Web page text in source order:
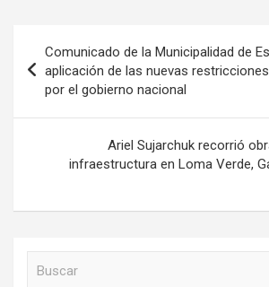
de
entradas
Comunicado de la Municipalidad de
aplicación de las nuevas
por el gobierno nacional
Ariel Sujarchuk recorrió
infraestructura en Loma Verde,